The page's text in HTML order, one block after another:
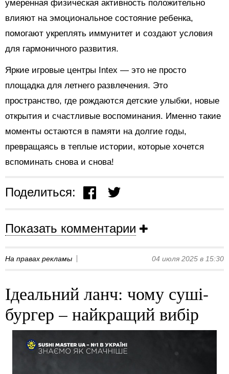
умеренная физическая активность положительно
влияют на эмоциональное состояние ребенка,
помогают укреплять иммунитет и создают условия
для гармоничного развития.
Яркие игровые центры Intex — это не просто
площадка для летнего развлечения. Это
пространство, где рождаются детские улыбки, новые
открытия и счастливые воспоминания. Именно такие
моменты остаются в памяти на долгие годы,
превращаясь в теплые истории, которые хочется
вспоминать снова и снова!
Поделиться:
Показать комментарии
На правах рекламы 04 июля 2025 в 15:30
Ідеальний ланч: чому суші-
бургер – найкращий вибір